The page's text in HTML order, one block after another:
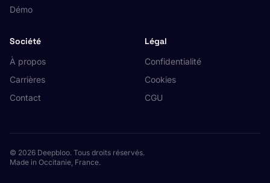
Démo
Société
À propos
Carrières
Contact
Légal
Confidentialité
Cookies
CGU
© 2026 Deepbloo. Tous droits réservés.
Made in Occitanie, France.